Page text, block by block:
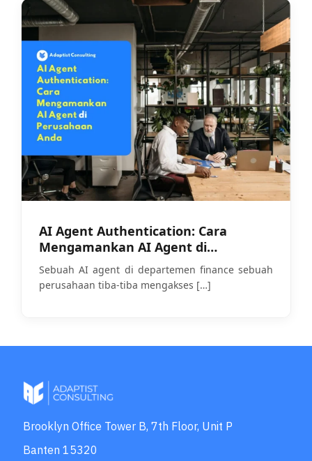
AI Agent Authentication: Cara
Mengamankan AI Agent di
Perusahaan Anda
Sebuah AI agent di departemen finance sebuah
perusahaan tiba-tiba mengakses […]
Brooklyn Office Tower B, 7th Floor, Unit P
Banten 15320